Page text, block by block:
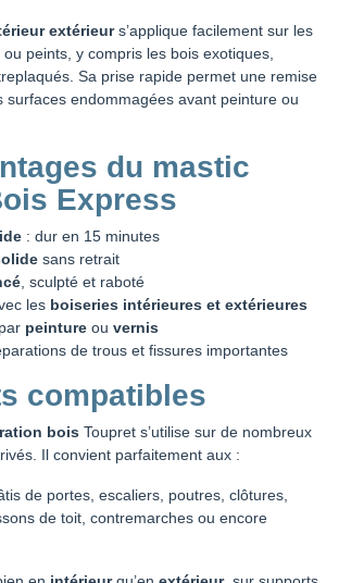
extérieurs’applique facilement sur les
peints, y compris les bois exotiques,
Sa prise rapide permet une remise
surfaces endommagées avant peinture ou
du mastic
Express
: dur en 15 minutes
sans retrait
, sculpté et raboté
les boiseries intérieures et extérieures
peinture ou vernis
de trous et fissures importantes
compatibles
bois Toupret s’utilise sur de nombreux
Il convient parfaitement aux :
de portes, escaliers, poutres, clôtures,
de toit, contremarches ou encore